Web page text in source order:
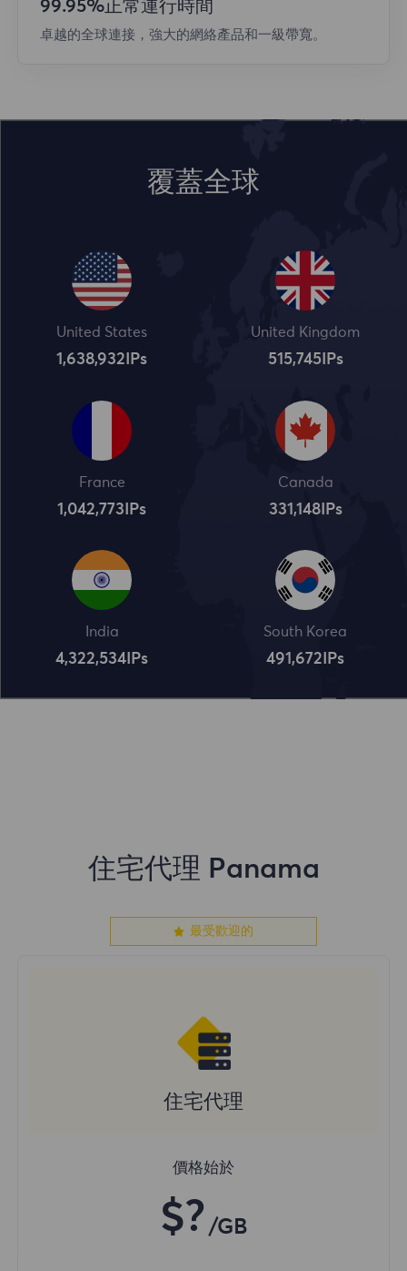
99.95%正常運行時間
卓越的全球連接，強大的網絡產品和一級帶寬。
覆蓋全球
United States
1,638,932 IPs
United Kingdom
515,745IPs
France
1,042,773 IPs
Canada
331,148IPs
India
4,322,534 IPs
South Korea
491,672 IPs
住宅代理 Panama
最受歡迎的
住宅代理
價格始於
$? /GB